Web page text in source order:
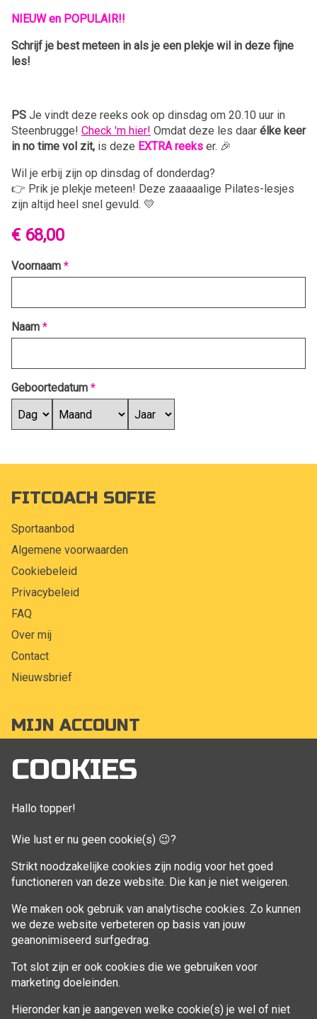
COOKIES
Hallo topper!
Wie lust er nu geen cookie(s) 😉?
Strikt noodzakelijke cookies zijn nodig voor het goed
functioneren van deze website. Die kan je niet weigeren.
We maken ook gebruik van analytische cookies. Zo kunnen
we deze website verbeteren op basis van jouw
geanonimiseerd surfgedrag.
Tot slot zijn er ook cookies die we gebruiken voor
marketing doeleinden.
Hieronder kan je aangeven welke cookie(s) je wel of niet
NIEUW en POPULAIR!!
Schrijf je best meteen in als je een plekje wil in deze fijne
les!
PS Je vindt deze reeks ook op dinsdag om 20.10 uur in
Steenbrugge! Check 'm hier! Omdat deze les daar élke keer
in no time vol zit, is deze EXTRA reeks er. 🎉
Wil je erbij zijn op dinsdag of donderdag?
👉 Prik je plekje meteen! Deze zaaaaalige Pilates-lesjes
zijn altijd heel snel gevuld. 💛
€ 68,00
Voornaam *
Naam *
Geboortedatum *
FITCOACH SOFIE
Sportaanbod
Algemene voorwaarden
Cookiebeleid
Privacybeleid
FAQ
Over mij
Contact
Nieuwsbrief
MIJN ACCOUNT
Mijn account
Bestellingen
Aankoop beheren
VOLG MIJ
Facebook